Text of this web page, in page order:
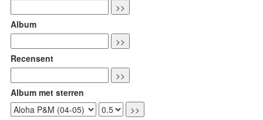
Album
Recensent
Album met sterren